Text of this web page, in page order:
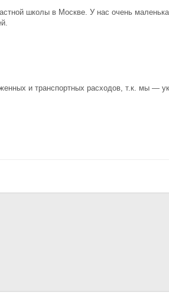
школы в Москве. У нас очень
и транспортных расходов, т.к. мы —